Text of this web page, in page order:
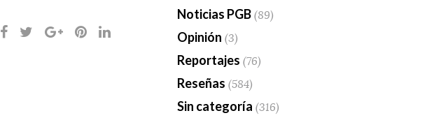
Noticias PGB (89)
Opinión (3)
Reportajes (76)
Reseñas (584)
Sin categoría (316)